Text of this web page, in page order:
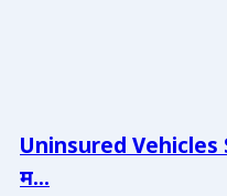
Uninsured
म...